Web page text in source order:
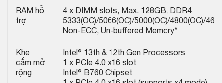
RAM hỗ
trợ
4 x DIMM slots, Max. 128GB, DDR4
5333(OC)/5066(OC)/5000(OC)/4800(OC)/
Non-ECC, Un-buffered Memory*
Khe
cắm mở
rộng
Intel® 13th & 12th Gen Processors
1 x PCIe 4.0 x16 slot
Intel® B760 Chipset